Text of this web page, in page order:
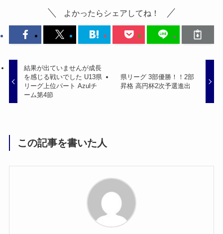
よかったらシェアしてね！
結果が出ていませんが成長
を感じる戦いでした U13県
リーグ上位パート Azulチ
ーム第4節
県リーグ 3部優勝！！2部
昇格 高円杯2次予選進出
この記事を書いた人